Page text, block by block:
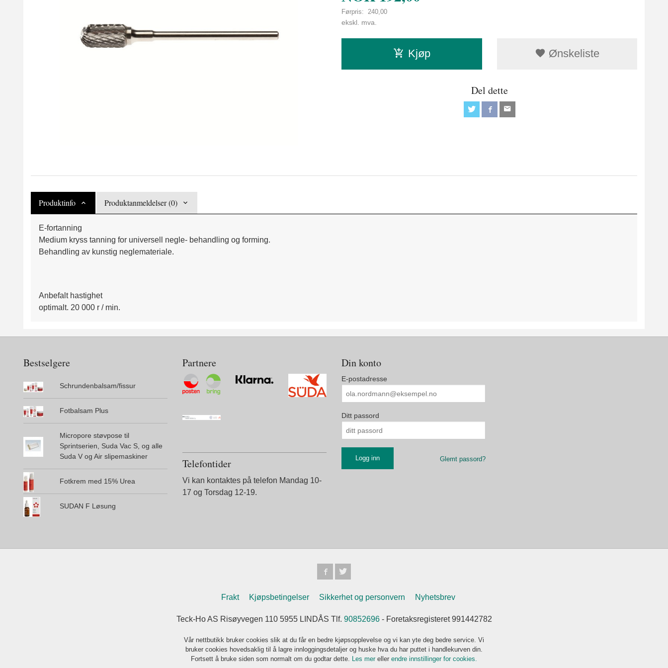
Førpris: 240,00
Rabatt
ekskl. mva.
Kjøp Ønskeliste
Del dette
Produktinfo Produktanmeldelser (0)
E-fortanning
Medium kryss tanning for universell negle- behandling og forming.
Behandling av kunstig neglemateriale.
Anbefalt hastighet
optimalt. 20 000 r / min.
Bestselgere
Schrundenbalsam/fissur
Fotbalsam Plus
Micropore støvpose til
Sprintserien, Suda Vac S, og alle
Suda V og Air slipemaskiner
Fotkrem med 15% Urea
SUDAN F Løsung
Partnere
Telefontider
Vi kan kontaktes på telefon Mandag 10-
17 og Torsdag 12-19.
Din konto
E-postadresse
Ditt passord
Glemt passord?
Frakt Kjøpsbetingelser Sikkerhet og personvern Nyhetsbrev
Teck-Ho AS Risøyvegen 110 5955 LINDÅS Tlf. 90852696- Foretaksregisteret 991442782
Vår nettbutikk bruker cookies slik at du får en bedre kjøpsopplevelse og vi kan yte deg bedre service. Vi
bruker cookies hovedsaklig til å lagre innloggingsdetaljer og huske hva du har puttet i handlekurven din.
Fortsett å bruke siden som normalt om du godtar dette. Les mer eller endre innstillinger for cookies.